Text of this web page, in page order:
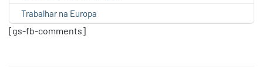
Trabalhar na Europa
[gs-fb-comments]